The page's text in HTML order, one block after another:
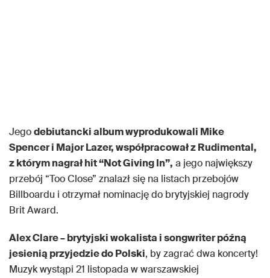
Jegodebiutancki album wyprodukowali Mike
Spencer i Major Lazer, współpracował z Rudimental,
z którym nagrał hit “Not Giving In”, a jego największy
przebój “Too Close” znalazł się na listach przebojów
Billboardu i otrzymał nominację do brytyjskiej nagrody
Brit Award.
Alex Clare – brytyjski wokalista i songwriter późną
jesienią przyjedzie do Polski, by zagrać dwa koncerty!
Muzyk wystąpi 21 listopada w warszawskiej